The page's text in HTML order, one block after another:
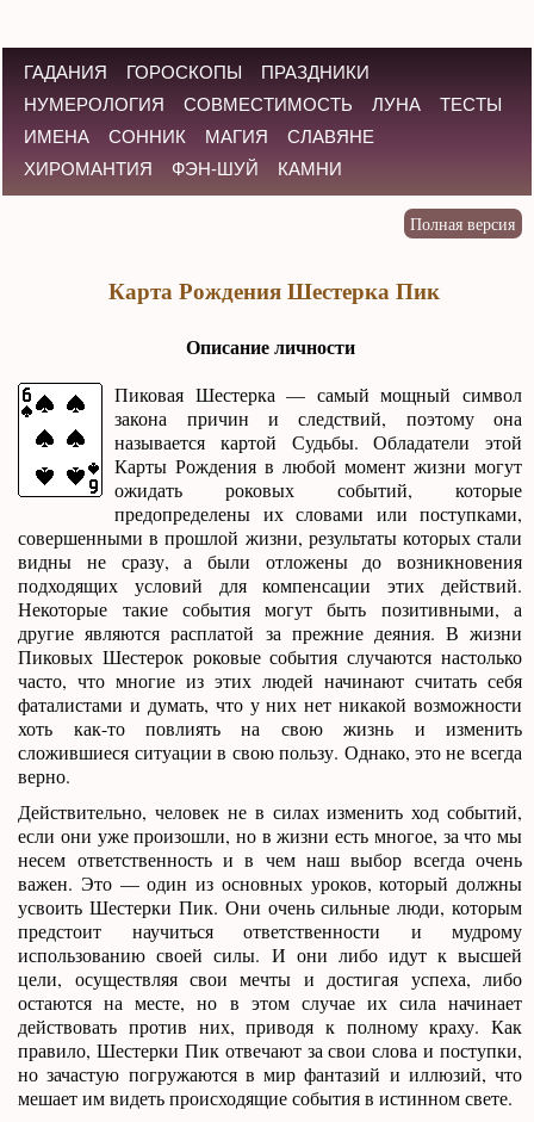
ГАДАНИЯ ГОРОСКОПЫ
ПРАЗДНИКИ
НУМЕРОЛОГИЯ
СОВМЕСТИМОСТЬ ЛУНА
ТЕСТЫ
ИМЕНА
СОННИК МАГИЯ
СЛАВЯНЕ
ХИРОМАНТИЯ
ФЭН-ШУЙ КАМНИ
Карта Рождения Шестерка Пик
Описание личности
Пиковая Шестерка — самый мощный символ
закона причин и следствий, поэтому она
называется картой Судьбы. Обладатели этой
Карты Рождения в любой момент жизни могут
ожидать роковых событий, которые
предопределены их словами или поступками,
совершенными в прошлой жизни, результаты которых стали
видны не сразу, а были отложены до возникновения
подходящих условий для компенсации этих действий.
Некоторые такие события могут быть позитивными, а
другие являются расплатой за прежние деяния. В жизни
Пиковых Шестерок роковые события случаются настолько
часто, что многие из этих людей начинают считать себя
фаталистами и думать, что у них нет никакой возможности
хоть как-то повлиять на свою жизнь и изменить
сложившиеся ситуации в свою пользу. Однако, это не всегда
верно.
Действительно, человек не в силах изменить ход событий,
если они уже произошли, но в жизни есть многое, за что мы
несем ответственность и в чем наш выбор всегда очень
важен. Это — один из основных уроков, который должны
усвоить Шестерки Пик. Они очень сильные люди, которым
предстоит научиться ответственности и мудрому
использованию своей силы. И они либо идут к высшей
цели, осуществляя свои мечты и достигая успеха, либо
остаются на месте, но в этом случае их сила начинает
действовать против них, приводя к полному краху. Как
правило, Шестерки Пик отвечают за свои слова и поступки,
но зачастую погружаются в мир фантазий и иллюзий, что
мешает им видеть происходящие события в истинном свете.